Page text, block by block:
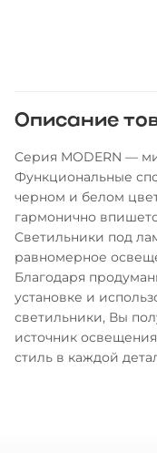
Описание
Серия MODERN —
Функциональные
черном и белом
гармонично
Светильники под
равномерное
Благодаря
установке и
светильники, Вы
источник
стиль в каждой